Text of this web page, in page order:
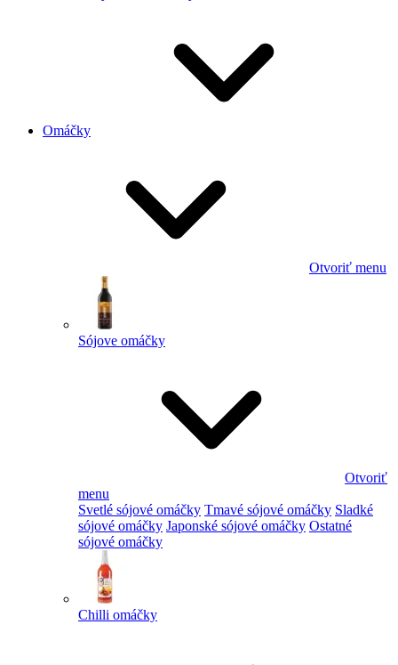
Omáčky
Otvoriť menu
Sójove omáčky
Otvoriť
menu
Svetlé sójové omáčky Tmavé sójové omáčky Sladké
sójové omáčky Japonské sójové omáčky Ostatné
sójové omáčky
Chilli omáčky